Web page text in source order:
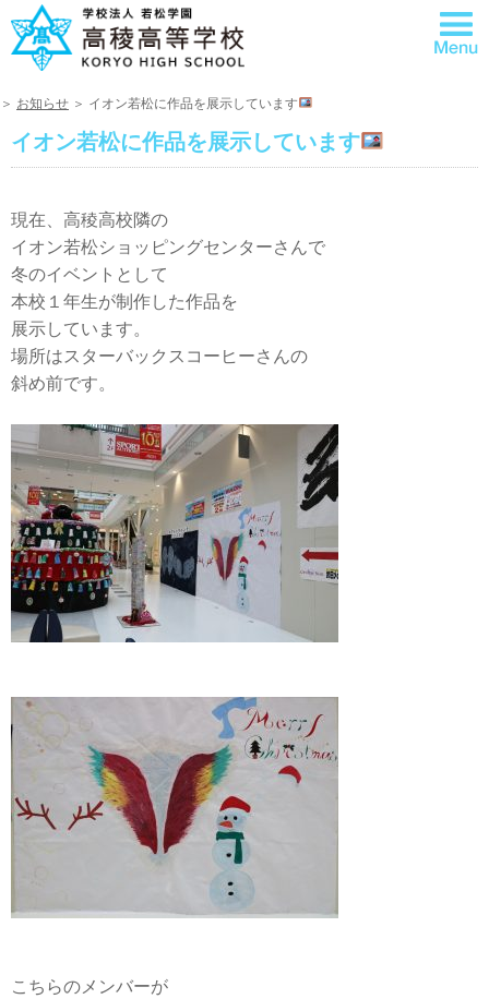
＞ お知らせ ＞ イオン若松に作品を展示しています
イオン若松に作品を展示しています
現在、高稜高校隣の
イオン若松ショッピングセンターさんで
冬のイベントとして
本校１年生が制作した作品を
展示しています。
場所はスターバックスコーヒーさんの
斜め前です。
こちらのメンバーが